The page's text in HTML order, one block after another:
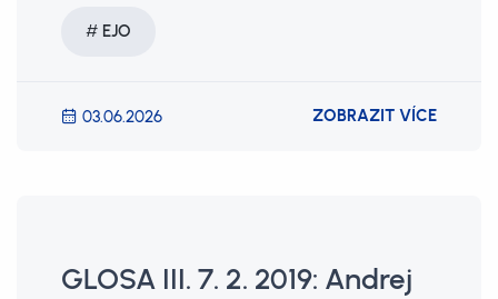
EJO
03.06.2026 ZOBRAZIT VÍCE
GLOSA III. 7. 2. 2019: Andrej